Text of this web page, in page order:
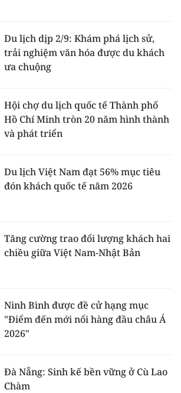
Du lịch dịp 2/9: Khám phá lịch sử,
trải nghiệm văn hóa được du khách
ưa chuộng
Hội chợ du lịch quốc tế Thành phố
Hồ Chí Minh tròn 20 năm hình thành
và phát triển
Du lịch Việt Nam đạt 56% mục tiêu
đón khách quốc tế năm 2026
Tăng cường trao đổi lượng khách hai
chiều giữa Việt Nam-Nhật Bản
Ninh Bình được đề cử hạng mục
"Điểm đến mới nổi hàng đầu châu Á
2026"
Đà Nẵng: Sinh kế bền vững ở Cù Lao
Chàm